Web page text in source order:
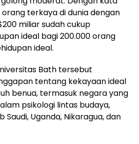
terkaya di dunia dengan
miliar sudah cukup
ideal bagi 200.000 orang
ideal.
Bath tersebut
tentang kekayaan ideal
benua, termasuk negara yang
psikologi lintas budaya,
Saudi, Uganda, Nikaragua, dan